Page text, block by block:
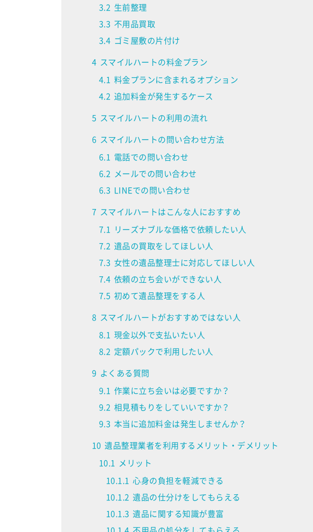
3.2 生前整理
3.3 不用品買取
3.4 ゴミ屋敷の片付け
4 スマイルハートの料金プラン
4.1 料金プランに含まれるオプション
4.2 追加料金が発生するケース
5 スマイルハートの利用の流れ
6 スマイルハートの問い合わせ方法
6.1 電話での問い合わせ
6.2 メールでの問い合わせ
6.3 LINEでの問い合わせ
7 スマイルハートはこんな人におすすめ
7.1 リーズナブルな価格で依頼したい人
7.2 遺品の買取をしてほしい人
7.3 女性の遺品整理士に対応してほしい人
7.4 依頼の立ち会いができない人
7.5 初めて遺品整理をする人
8 スマイルハートがおすすめではない人
8.1 現金以外で支払いたい人
8.2 定額パックで利用したい人
9 よくある質問
9.1 作業に立ち会いは必要ですか？
9.2 相見積もりをしていいですか？
9.3 本当に追加料金は発生しませんか？
10 遺品整理業者を利用するメリット・デメリット
10.1 メリット
10.1.1 心身の負担を軽減できる
10.1.2 遺品の仕分けをしてもらえる
10.1.3 遺品に関する知識が豊富